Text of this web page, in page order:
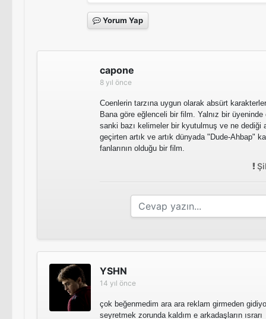
Yorum Yap
capone
8 yıl önce
Coenlerin tarzına uygun olarak absürt
Bana göre eğlenceli bir film. Yalnız bir
sanki bazı kelimeler bir kyutulmuş ve ne dediği
geçirten artık ve artık dünyada "Dude-Ahbap"
fanlarının olduğu bir film.
YSHN
14 yıl önce
çok beğenmedim ara ara reklam girmeden
seyretmek zorunda kaldım e arkadaşların ısrarı